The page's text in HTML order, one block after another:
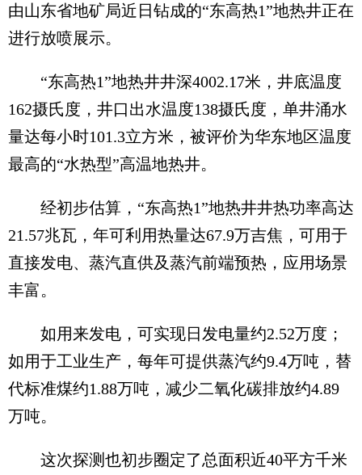
由山东省地矿局近日钻成的“东高热1”地热井正在
进行放喷展示。
“东高热1”地热井井深4002.17米，井底温度
162摄氏度，井口出水温度138摄氏度，单井涌水
量达每小时101.3立方米，被评价为华东地区温度
最高的“水热型”高温地热井。
经初步估算，“东高热1”地热井井热功率高达
21.57兆瓦，年可利用热量达67.9万吉焦，可用于
直接发电、蒸汽直供及蒸汽前端预热，应用场景
丰富。
如用来发电，可实现日发电量约2.52万度；
如用于工业生产，每年可提供蒸汽约9.4万吨，替
代标准煤约1.88万吨，减少二氧化碳排放约4.89
万吨。
这次探测也初步圈定了总面积近40平方千米